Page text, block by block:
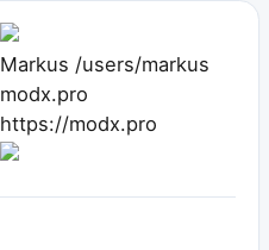
Markus /users/markus
modx.pro
https://modx.pro